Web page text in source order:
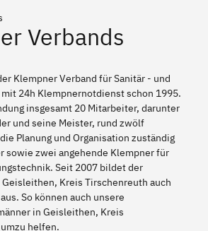
Verbands
Klempner Verband für Sanitär - und
24h Klempnernotdienst schon 1995.
insgesamt 20 Mitarbeiter, darunter
und seine Meister, rund zwölf
Planung und Organisation zuständig
sowie zwei angehende Klempner für
Seit 2007 bildet der
Kreis Tirschenreuth auch
So können auch unsere
in Geisleithen, Kreis
helfen.